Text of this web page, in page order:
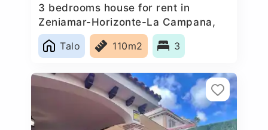
3 bedrooms house for rent in
Zeniamar-Horizonte-La Campana,
Spain
Talo
110m2 3